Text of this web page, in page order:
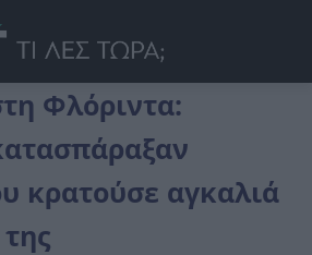
Φλόριντα:
κρατούσε αγκαλιά